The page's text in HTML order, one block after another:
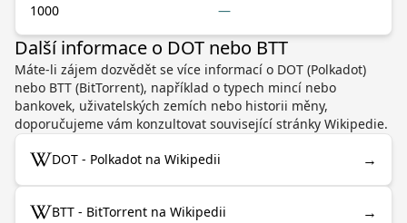
1000 —
Další informace o DOT nebo BTT
Máte-li zájem dozvědět se více informací o DOT (Polkadot)
nebo BTT (BitTorrent), například o typech mincí nebo
bankovek, uživatelských zemích nebo historii měny,
doporučujeme vám konzultovat související stránky Wikipedie.
DOT - Polkadot na Wikipedii →
BTT - BitTorrent na Wikipedii →